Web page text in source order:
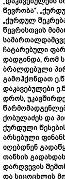
წევრობა“,
„ქურდულ
წევრისთვის
ჩატარებული
დადგინდა, რომ
ბრალდებული
გამოჰქონდათ
დაკავებულები
დროს,
ქობულაძეს და
ქურდული
არსებული
იღებდნენ
თანხის
დარღვევის
და სიცოცხლის